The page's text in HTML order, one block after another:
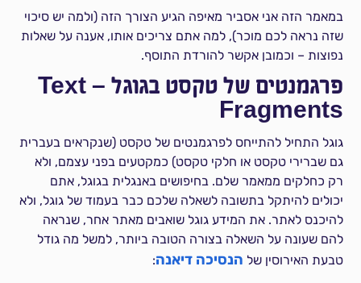
במאמר הזה אני אסביר מאיפה הגיע הצורך הזה (ולמה יש סיכוי
שזה נראה לכם מוכר), למה אתם צריכים אותו, אענה על שאלות
נפוצות – וכמובן אקשר להורדת התוסף.
פרגמנטים של טקסט בגוגל – Text
Fragments
גוגל התחיל להתייחס לפרגמנטים של טקסט (שנקראים בעברית
גם שברירי טקסט או חלקי טקסט) כמקטעים בפני עצמם, ולא
רק כחלקים ממאמר שלם. בחיפושים באנגלית בגוגל, אתם
יכולים להיתקל בתשובה לשאלה שלכם כבר בעמוד של גוגל, ולא
להיכנס לאתר. את המידע גוגל שואבים מאתר אחר, שנראה
להם שעונה על השאלה בצורה הטובה ביותר, למשל מה גודל
טבעת האירוסין של הנסיכה דיאנה: